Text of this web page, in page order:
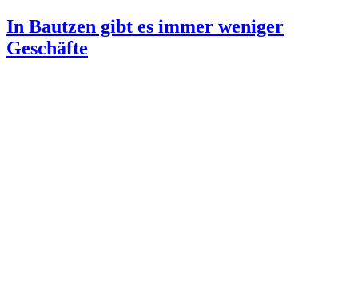
In Bautzen gibt es immer weniger
Geschäfte